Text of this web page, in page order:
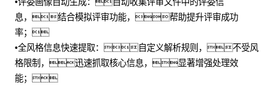
息，结合模拟评审功能，帮助提升评审成功
率；
•全风格信息快速提取：自定义解析规则，不受风
格限制，迅速抓取核心信息，显著增强处理效
能；